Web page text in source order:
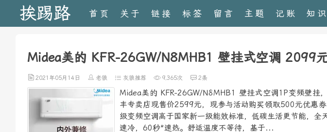
挨踢路 首页 关于 链接 标签 留言 主题 记账 知识
Midea美的 KFR-26GW/N8MHB1 壁挂式空调 2099元
2021年05月14日 老狼 灰狼推荐 9,365次 2条
Midea美的 KFR-26GW/N8MHB1 壁挂式空调1P变频壁挂
丰专卖店现售价2599元，现参与活动购买领取500元优惠
级变频空调高于国家新一级能效标准，低碳生活更节能，
速冷，60秒*速热。舒适温度不等待，基于...